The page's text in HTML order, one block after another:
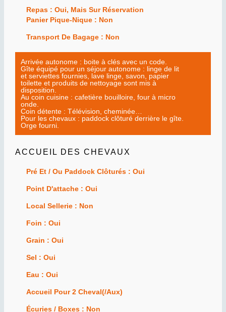
Repas : Oui, Mais Sur Réservation
Panier Pique-Nique : Non
Transport De Bagage : Non
Arrivée autonome : boite à clés avec un code.
Gîte équipé pour un séjour autonome : linge de lit
et serviettes fournies, lave linge, savon, papier
toilette et produits de nettoyage sont mis à
disposition.
Au coin cuisine : cafetière bouilloire, four à micro
onde.
Coin détente : Télévision, cheminée…
Pour les chevaux : paddock clôturé derrière le gîte.
Orge fourni.
ACCUEIL DES CHEVAUX
Pré Et / Ou Paddock Clôturés : Oui
Point D'attache : Oui
Local Sellerie : Non
Foin : Oui
Grain : Oui
Sel : Oui
Eau : Oui
Accueil Pour 2 Cheval(/aux)
Écuries / Boxes : Non